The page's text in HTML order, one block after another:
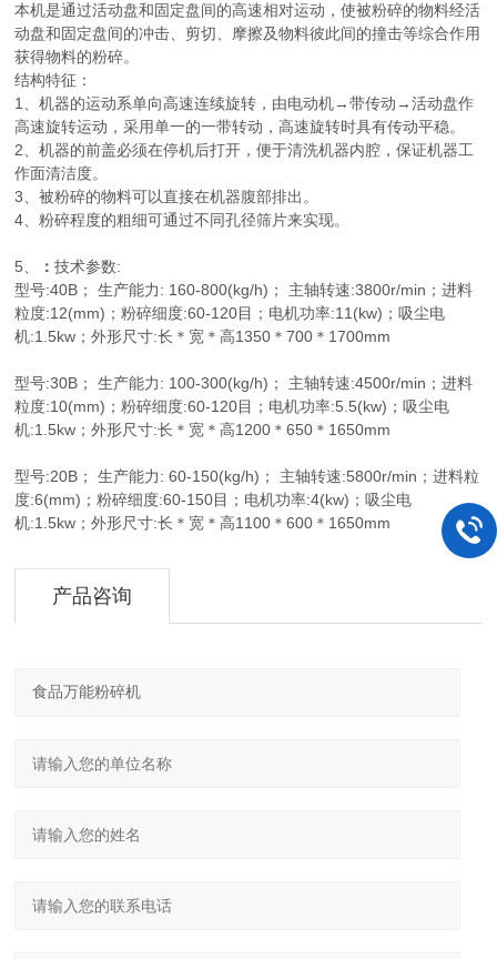
本机是通过活动盘和固定盘间的高速相对运动，使被粉碎的物料经活
动盘和固定盘间的冲击、剪切、摩擦及物料彼此间的撞击等综合作用
获得物料的粉碎。
结构特征：
1、机器的运动系单向高速连续旋转，由电动机→带传动→活动盘作
高速旋转运动，采用单一的一带转动，高速旋转时具有传动平稳。
2、机器的前盖必须在停机后打开，便于清洗机器内腔，保证机器工
作面清洁度。
3、被粉碎的物料可以直接在机器腹部排出。
4、粉碎程度的粗细可通过不同孔径筛片来实现。
5、 ：技术参数:
型号:40B； 生产能力: 160-800(kg/h)； 主轴转速:3800r/min；进料
粒度:12(mm)；粉碎细度:60-120目；电机功率:11(kw)；吸尘电
机:1.5kw；外形尺寸:长＊宽＊高1350＊700＊1700mm
型号:30B； 生产能力: 100-300(kg/h)； 主轴转速:4500r/min；进料
粒度:10(mm)；粉碎细度:60-120目；电机功率:5.5(kw)；吸尘电
机:1.5kw；外形尺寸:长＊宽＊高1200＊650＊1650mm
型号:20B； 生产能力: 60-150(kg/h)； 主轴转速:5800r/min；进料粒
度:6(mm)；粉碎细度:60-150目；电机功率:4(kw)；吸尘电
机:1.5kw；外形尺寸:长＊宽＊高1100＊600＊1650mm
产品咨询